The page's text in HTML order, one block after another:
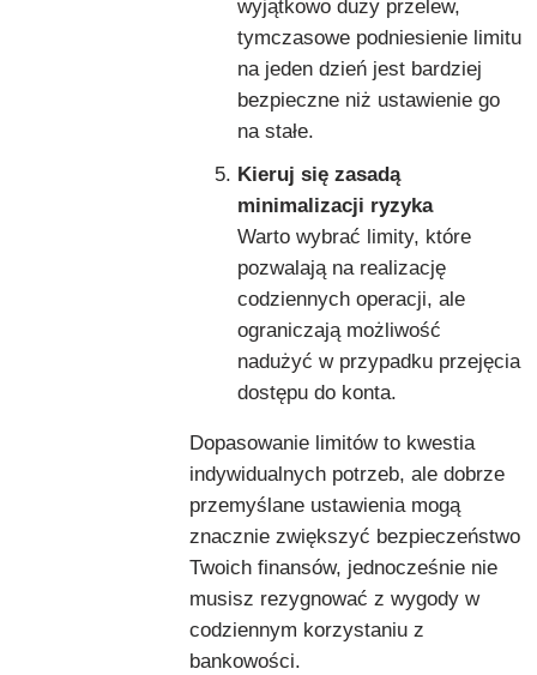
wyjątkowo duży przelew,
tymczasowe podniesienie limitu
na jeden dzień jest bardziej
bezpieczne niż ustawienie go
na stałe.
Kieruj się zasadą
minimalizacji ryzyka
Warto wybrać limity, które
pozwalają na realizację
codziennych operacji, ale
ograniczają możliwość
nadużyć w przypadku przejęcia
dostępu do konta.
Dopasowanie limitów to kwestia
indywidualnych potrzeb, ale dobrze
przemyślane ustawienia mogą
znacznie zwiększyć bezpieczeństwo
Twoich finansów, jednocześnie nie
musisz rezygnować z wygody w
codziennym korzystaniu z
bankowości.